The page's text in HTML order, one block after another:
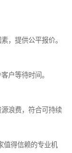
，提供公平报价。
户等待时间。
浪费，符合可持续
值得信赖的专业机